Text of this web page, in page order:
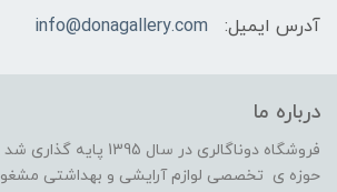
آدرس ایمیل:
info@donagallery.com
درباره ما
فروشگاه دوناگالری در سال
حوزه ی تخصصی لوازم آرایشی و بهداشتی